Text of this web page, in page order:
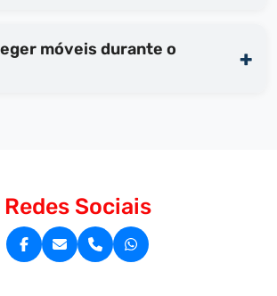
móveis durante o
Redes Sociais